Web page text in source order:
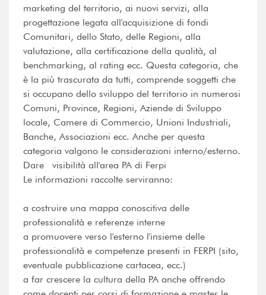
marketing del territorio, ai nuovi servizi, alla
progettazione legata all'acquisizione di fondi
Comunitari, dello Stato, delle Regioni, alla
valutazione, alla certificazione della qualità, al
benchmarking, al rating ecc. Questa categoria, che
è la più trascurata da tutti, comprende soggetti che
si occupano dello sviluppo del territorio in numerosi
Comuni, Province, Regioni, Aziende di Sviluppo
locale, Camere di Commercio, Unioni Industriali,
Banche, Associazioni ecc. Anche per questa
categoria valgono le considerazioni interno/esterno.
Dare visibilità all'area PA di Ferpi
Le informazioni raccolte serviranno:
a costruire una mappa conoscitiva delle
professionalità e referenze interne
a promuovere verso l'esterno l'insieme delle
professionalità e competenze presenti in FERPI (sito,
eventuale pubblicazione cartacea, ecc.)
a far crescere la cultura della PA anche offrendo